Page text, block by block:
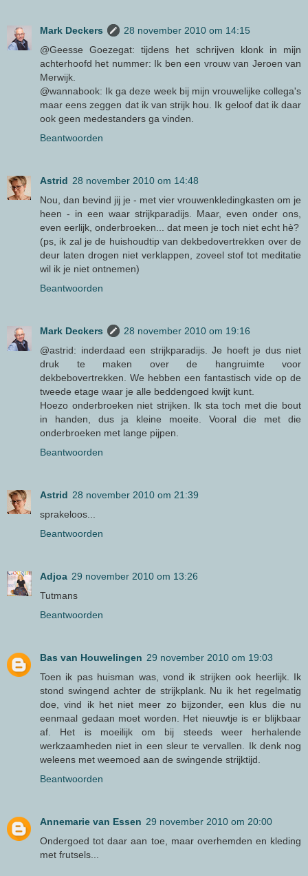
Mark Deckers
28 november 2010 om 14:15
@Geesse Goezegat: tijdens het schrijven klonk in mijn
achterhoofd het nummer: Ik ben een vrouw van Jeroen van
Merwijk.
@wannabook: Ik ga deze week bij mijn vrouwelijke collega's
maar eens zeggen dat ik van strijk hou. Ik geloof dat ik daar
ook geen medestanders ga vinden.
Beantwoorden
Astrid 28 november 2010 om 14:48
Nou, dan bevind jij je - met vier vrouwenkledingkasten om je
heen - in een waar strijkparadijs. Maar, even onder ons,
even eerlijk, onderbroeken... dat meen je toch niet echt hè?
(ps, ik zal je de huishoudtip van dekbedovertrekken over de
deur laten drogen niet verklappen, zoveel stof tot meditatie
wil ik je niet ontnemen)
Beantwoorden
Mark Deckers
28 november 2010 om 19:16
@astrid: inderdaad een strijkparadijs. Je hoeft je dus niet
druk te maken over de hangruimte voor
dekbebovertrekken. We hebben een fantastisch vide op de
tweede etage waar je alle beddengoed kwijt kunt.
Hoezo onderbroeken niet strijken. Ik sta toch met die bout
in handen, dus ja kleine moeite. Vooral die met die
onderbroeken met lange pijpen.
Beantwoorden
Astrid 28 november 2010 om 21:39
sprakeloos...
Beantwoorden
Adjoa 29 november 2010 om 13:26
Tutmans
Beantwoorden
Bas van Houwelingen 29 november 2010 om 19:03
Toen ik pas huisman was, vond ik strijken ook heerlijk. Ik
stond swingend achter de strijkplank. Nu ik het regelmatig
doe, vind ik het niet meer zo bijzonder, een klus die nu
eenmaal gedaan moet worden. Het nieuwtje is er blijkbaar
af. Het is moeilijk om bij steeds weer herhalende
werkzaamheden niet in een sleur te vervallen. Ik denk nog
weleens met weemoed aan de swingende strijktijd.
Beantwoorden
Annemarie van Essen 29 november 2010 om 20:00
Ondergoed tot daar aan toe, maar overhemden en kleding
met frutsels...